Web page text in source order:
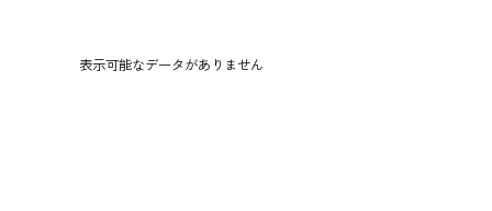
表示可能なデータがありません